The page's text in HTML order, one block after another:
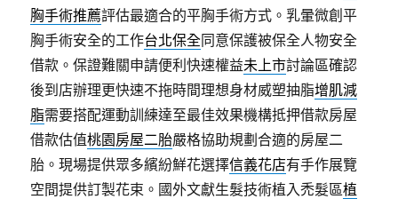
胸手術推薦評估最適合的平胸手術方式。乳暈微創平
胸手術安全的工作台北保全同意保護被保全人物安全
借款。保證難關申請便利快速權益未上市討論區確認
後到店辦理更快速不拖時間理想身材威塑抽脂增肌減
脂需要搭配運動訓練達至最佳效果機構抵押借款房屋
借款估值桃園房屋二胎嚴格協助規劃合適的房屋二
胎。現場提供眾多繽紛鮮花選擇信義花店有手作展覽
空間提供訂製花束。國外文獻生髮技術植入禿髮區植